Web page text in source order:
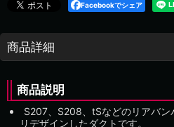
Facebookでシェア
商品詳細
商品説明
S207、S208、tSなどのリアバン
リデザインしたダクトです。